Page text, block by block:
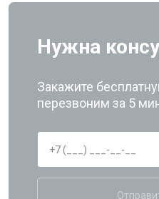
Нужна
Закажите
перезвоним за 5